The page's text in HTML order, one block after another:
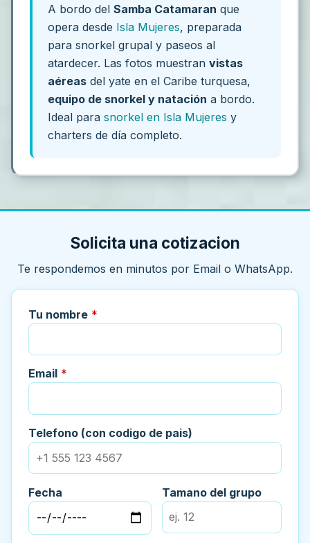
A bordo delSamba Catamaran que
opera desde Isla Mujeres, preparada
para snorkel grupal y paseos al
atardecer. Las fotos muestranvistas
aéreas del yate en el Caribe turquesa,
equipo de snorkel y natación a bordo.
Ideal parasnorkel en Isla Mujeres y
charters de día completo.
Solicita una cotizacion
Te respondemos en minutos por Email o WhatsApp.
Tu nombre *
Email *
Telefono (con codigo de pais)
Fecha Tamano del grupo